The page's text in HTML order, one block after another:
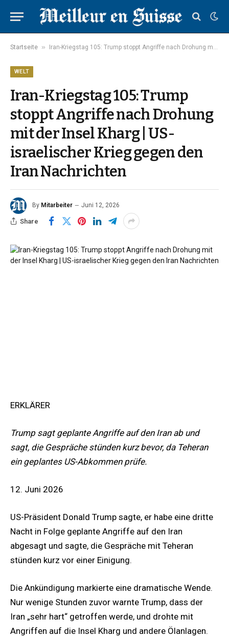
Startseite » Iran-Kriegstag 105: Trump stoppt Angriffe nach Drohung mit der Insel Kharg | US-israelischer Krieg gegen den Iran Nachrichten
WELT
Iran-Kriegstag 105: Trump
stoppt Angriffe nach Drohung
mit der Insel Kharg | US-
israelischer Krieg gegen den
Iran Nachrichten
By Mitarbeiter Juni 12, 2026
Share
ERKLÄRER
Trump sagt geplante Angriffe auf den Iran ab und
sagt, die Gespräche stünden kurz bevor, da Teheran
ein geplantes US-Abkommen prüfe.
12. Juni 2026
US-Präsident Donald Trump sagte, er habe eine dritte
Nacht in Folge geplante Angriffe auf den Iran
abgesagt und sagte, die Gespräche mit Teheran
stünden kurz vor einer Einigung.
Die Ankündigung markierte eine dramatische Wende.
Nur wenige Stunden zuvor warnte Trump, dass der
Iran „sehr hart“ getroffen werde, und drohte mit
Angriffen auf die Insel Kharg und andere Ölanlagen.